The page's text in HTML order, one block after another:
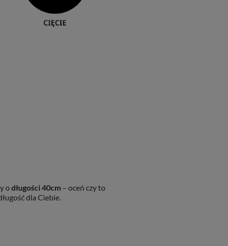
odługości 40cm– oceń czy to
dla Ciebie.